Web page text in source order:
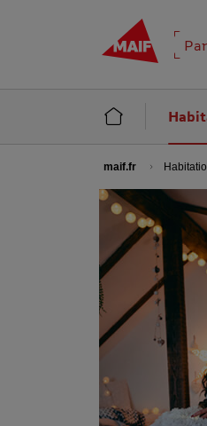
MAIF - Allez à
Accueil
maif.fr